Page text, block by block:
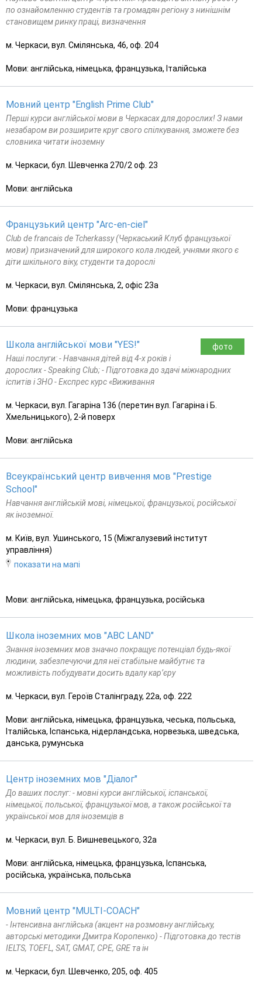
по ознайомленню студентів та громадян регіону з нинішнім
становищем ринку праці, визначення
м. Черкаси, вул. Смілянська, 46, оф. 204
Мови: англійська, німецька, французька, Італійська
Мовний центр "English Prime Club"
Перші курси англійської мови в Черкасах для дорослих! З нами
незабаром ви розширите круг свого спілкування, зможете без
словника читати іноземну
м. Черкаси, бул. Шевченка 270/2 оф. 23
Мови: англійська
Французький центр "Arc-en-ciel"
Club de francais de Tcherkassy (Черкаський Клуб французької
мови) призначений для широкого кола людей, учнями якого є
діти шкільного віку, студенти та дорослі
м. Черкаси, вул. Смілянська, 2, офіс 23а
Мови: французька
фото
Школа англійської мови "YES!"
Наші послуги: - Навчання дітей від 4-х років і
дорослих - Speaking Club; - Підготовка до здачі міжнародних
іспитів і ЗНО - Експрес курс «Виживання
м. Черкаси, вул. Гагаріна 136 (перетин вул. Гагаріна і Б.
Хмельницького), 2-й поверх
Мови: англійська
Всеукраїнський центр вивчення мов "Prestige
School"
Навчання англійській мові, німецької, французької, російської
як іноземної.
м. Київ, вул. Ушинського, 15 (Міжгалузевий інститут
управління)
показати на мапі
Мови: англійська, німецька, французька, російська
Школа іноземних мов "ABC LAND"
Знання іноземних мов значно покращує потенціал будь-якої
людини, забезпечуючи для неї стабільне майбутнє та
можливість побудувати досить вдалу кар’єру
м. Черкаси, вул. Героїв Сталінграду, 22а, оф. 222
Мови: англійська, німецька, французька, чеська, польська,
Італійська, Іспанська, нідерландська, норвезька, шведська,
данська, румунська
Центр іноземних мов "Діалог"
До ваших послуг: - мовні курси англійської, іспанської,
німецької, польської, французької мов, а також російської та
української мов для іноземців в
м. Черкаси, вул. Б. Вишневецького, 32а
Мови: англійська, німецька, французька, Іспанська,
російська, українська, польська
Мовний центр "MULTI-COACH"
- Інтенсивна англійська (акцент на розмовну англійську,
авторські методики Дмитра Коропенко) - Підготовка до тестів
IELTS, TOEFL, SAT, GMAT, CPE, GRE та ін
м. Черкаси, бул. Шевченко, 205, оф. 405